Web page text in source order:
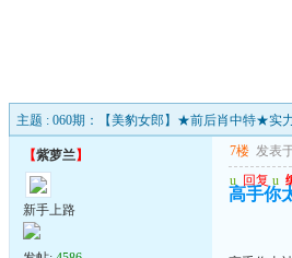
主题 : 060期：【美豹女郎】★前后肖中特★实
【紫萝兰】
新手上路
7楼 发表
u 回复 u
高手你